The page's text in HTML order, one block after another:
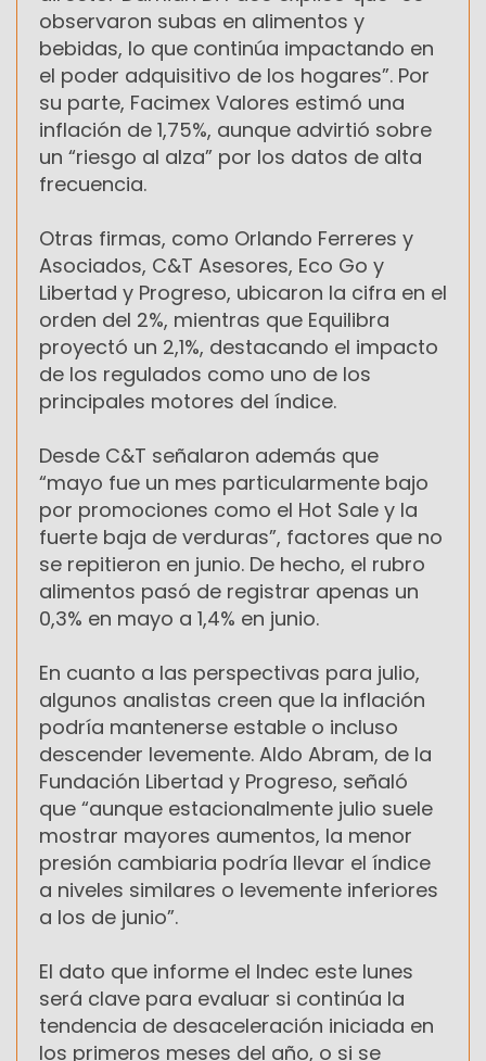
observaron subas en alimentos y
bebidas, lo que continúa impactando en
el poder adquisitivo de los hogares”. Por
su parte, Facimex Valores estimó una
inflación de 1,75%, aunque advirtió sobre
un “riesgo al alza” por los datos de alta
frecuencia.
Otras firmas, como Orlando Ferreres y
Asociados, C&T Asesores, Eco Go y
Libertad y Progreso, ubicaron la cifra en el
orden del 2%, mientras que Equilibra
proyectó un 2,1%, destacando el impacto
de los regulados como uno de los
principales motores del índice.
Desde C&T señalaron además que
“mayo fue un mes particularmente bajo
por promociones como el Hot Sale y la
fuerte baja de verduras”, factores que no
se repitieron en junio. De hecho, el rubro
alimentos pasó de registrar apenas un
0,3% en mayo a 1,4% en junio.
En cuanto a las perspectivas para julio,
algunos analistas creen que la inflación
podría mantenerse estable o incluso
descender levemente. Aldo Abram, de la
Fundación Libertad y Progreso, señaló
que “aunque estacionalmente julio suele
mostrar mayores aumentos, la menor
presión cambiaria podría llevar el índice
a niveles similares o levemente inferiores
a los de junio”.
El dato que informe el Indec este lunes
será clave para evaluar si continúa la
tendencia de desaceleración iniciada en
los primeros meses del año, o si se